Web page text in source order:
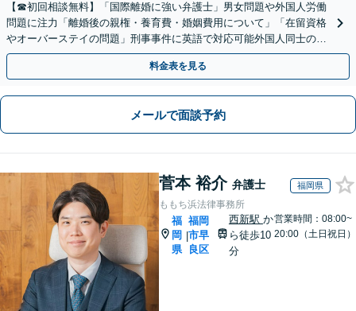
【☎︎初回相談無料】「国際離婚に強い弁護士」男女問題や外国人労働
問題に注力「離婚後の親権・養育費・婚姻費用について」「在留資格
やオーバーステイの問題」刑事事件に英語で対応可能外国人同士の金
銭トラブルもお任せください【休日・夜間相談可】
料金表を見る
メールで面談予約
菅本 裕介 弁護士 福岡県
ももち浜法律事務所
福
岡
県
|
福岡
市早
良区
西新駅 か
ら徒歩10
分
営業時間：08:00~
20:00（土日祝日）